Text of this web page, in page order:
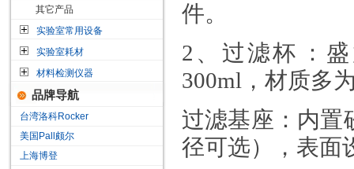
其它产品
实验室常用设备
实验室耗材
材料检测仪器
品牌导航
台湾洛科Rocker
美国Pall颇尔
上海博登
件。
2 、 过滤杯
：
300ml ，材质多
过滤基座 ：内
径可选），表面